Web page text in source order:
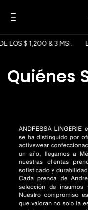
LOS $ 1,200 & 3 MSI.
Quiénes